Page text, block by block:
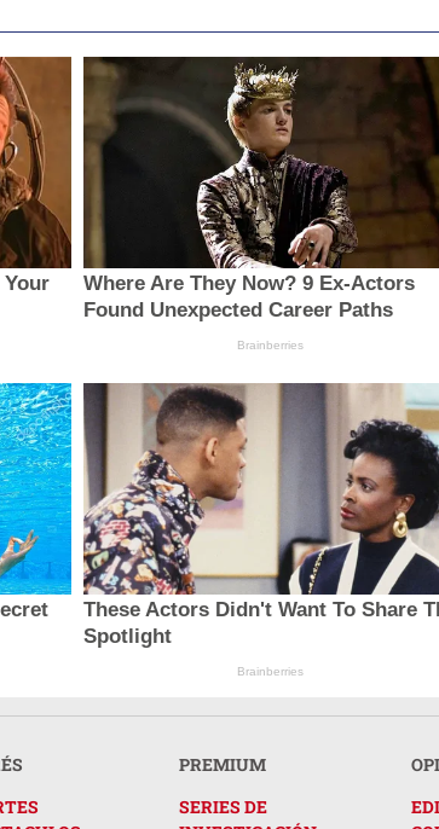
Your
Where Are They Now? 9 Ex-Actors
Found Unexpected Career Paths
Brainberries
These Actors Didn't Want To Share
Spotlight
Brainberries
PREMIUM
SERIES DE